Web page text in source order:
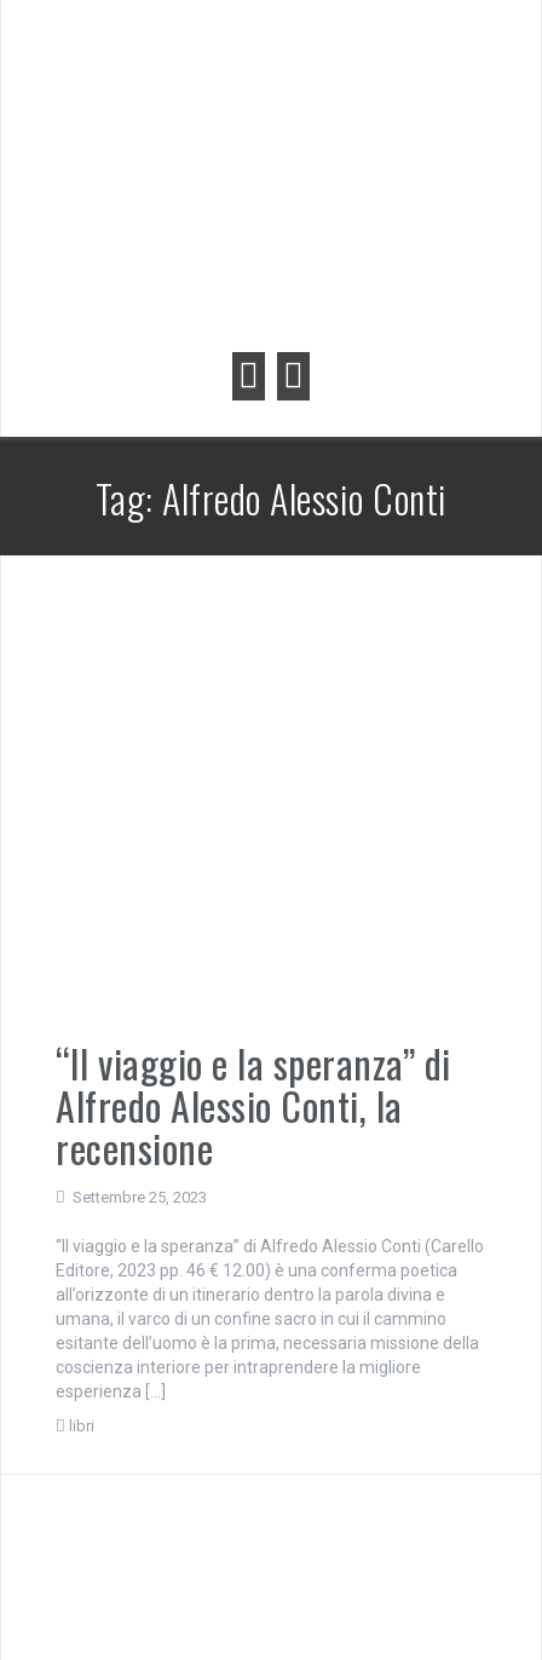
Tag: Alfredo Alessio Conti
“Il viaggio e la speranza” di
Alfredo Alessio Conti, la
recensione
Settembre 25, 2023
“Il viaggio e la speranza” di Alfredo Alessio Conti (Carello
Editore, 2023 pp. 46 € 12.00) è una conferma poetica
all’orizzonte di un itinerario dentro la parola divina e
umana, il varco di un confine sacro in cui il cammino
esitante dell’uomo è la prima, necessaria missione della
coscienza interiore per intraprendere la migliore
esperienza […]
libri